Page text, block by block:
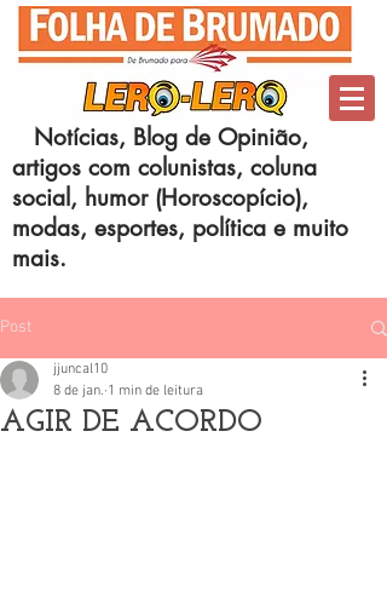
Notícias, Blog de Opinião,
artigos com colunistas, coluna
social, humor (Horoscopício),
modas, esportes, política e muito
mais.
Post
AGIR DE ACORDO
jjuncal10
8 de jan. 1 min de leitura